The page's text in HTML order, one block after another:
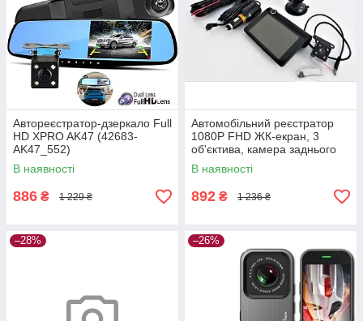
Автореєстратор-дзеркало Full
HD XPRO AK47 (42683-
AK47_552)
В наявності
886 ₴ 1 229 ₴
Автомобільний реєстратор
1080P FHD ЖК-екран, 3
об'єктива, камера заднього
виду, обзор 170 XPRO
Чорний (43450-_770)
В наявності
892 ₴ 1 236 ₴
–28% –26%